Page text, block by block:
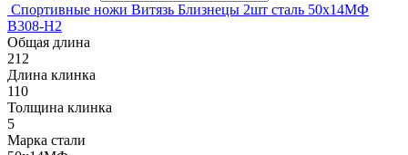
Спортивные ножи Витязь Близнецы 2шт сталь 50х14МФ
B308-H2
Общая длина
212
Длина клинка
110
Толщина клинка
5
Марка стали